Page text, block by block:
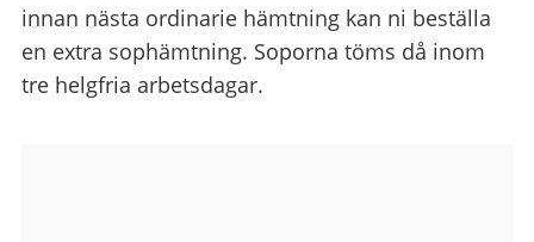
innan nästa ordinarie hämtning kan ni beställa
en extra sophämtning. Soporna töms då inom
tre helgfria arbetsdagar.